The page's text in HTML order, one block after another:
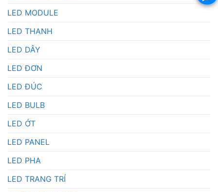
LED MODULE
LED THANH
LED DÂY
LED ĐƠN
LED ĐÚC
LED BULB
LED ỚT
LED PANEL
LED PHA
LED TRANG TRÍ